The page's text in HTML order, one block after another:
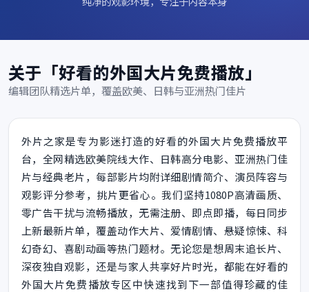
关于「好看的外国大片免费播放」
编辑团队精选片单，覆盖欧美、日韩与亚洲热门佳片
外片之家是专为影迷打造的好看的外国大片免费播放平
台，全网精选欧美院线大作、日韩高分电影、亚洲热门佳
片与经典老片，每部影片均附详细剧情简介、演员阵容与
观影评分参考，挑片更省心。我们坚持1080P高清画质、
零广告干扰与流畅播放，无需注册、即点即播，每日同步
上新最新片单，覆盖动作大片、爱情剧情、悬疑惊悚、科
幻奇幻、喜剧动画等热门题材。无论您是想周末追长片、
深夜独自观影，还是与家人共享好片时光，都能在好看的
外国大片免费播放专区中快速找到下一部值得珍藏的佳